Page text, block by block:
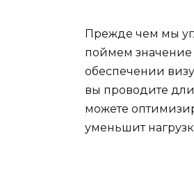
Прежде чем мы
поймем значение
обеспечении
вы проводите
можете
уменьшит